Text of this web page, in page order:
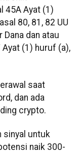
45A Ayat (1)
80, 81, 82 UU
Dana dan atau
Ayat (1) huruf (a),
saat
dan ada
crypto.
sinyal untuk
naik 300-